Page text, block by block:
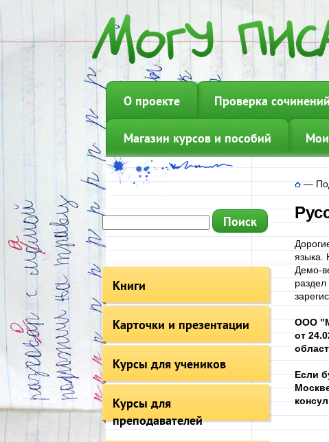
О проекте Проверка сочинений
Магазин курсов и пособий
Книги
Карточки и презентации
Курсы для учеников
Курсы для
преподавателей
—
языка.
Демо-
ООО
от
Если